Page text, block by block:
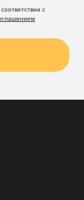
с